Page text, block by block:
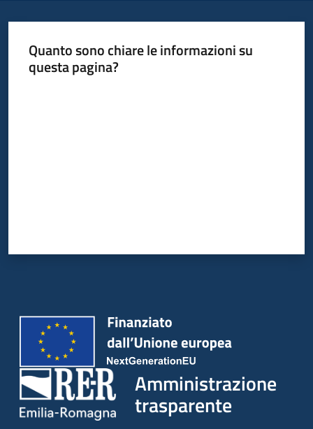
Quanto sono chiare le informazioni su
questa pagina?
Amministrazione
trasparente